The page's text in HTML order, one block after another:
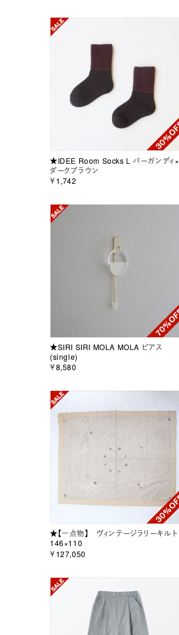
★IDEE Room Socks L バーガンディ×
ダークブラウン
￥1,742
★SIRI SIRI MOLA MOLA ピアス
(single)
￥8,580
★【一点物】 ヴィンテージラリーキルト
146×110
￥127,050